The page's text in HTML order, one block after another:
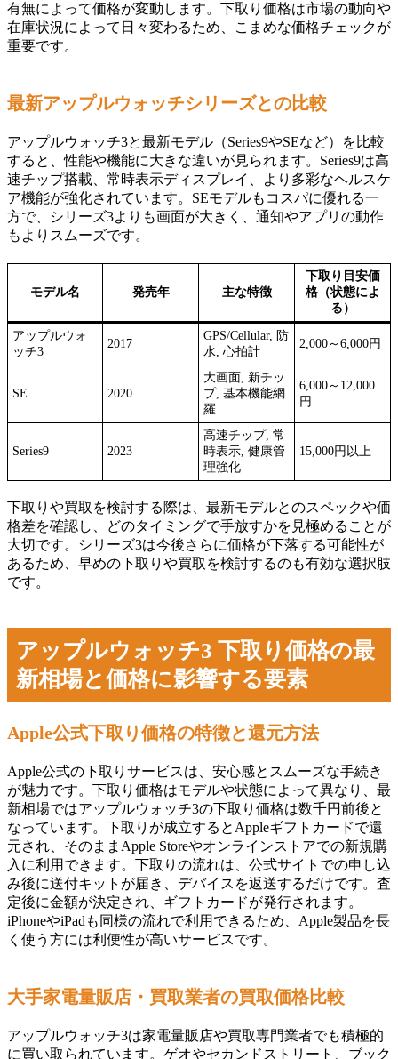
有無によって価格が変動します。下取り価格は市場の動向や
在庫状況によって日々変わるため、こまめな価格チェックが
重要です。
最新アップルウォッチシリーズとの比較
アップルウォッチ3と最新モデル（Series9やSEなど）を比較
すると、性能や機能に大きな違いが見られます。Series9は高
速チップ搭載、常時表示ディスプレイ、より多彩なヘルスケ
ア機能が強化されています。SEモデルもコスパに優れる一
方で、シリーズ3よりも画面が大きく、通知やアプリの動作
もよりスムーズです。
モデル名 発売年 主な特徴
下取り目安価
格（状態によ
る）
アップルウォ
ッチ3
2017
GPS/Cellular, 防
水, 心拍計
2,000～6,000円
SE 2020
大画面, 新チッ
プ, 基本機能網
羅
6,000～12,000
円
Series9 2023
高速チップ, 常
時表示, 健康管
理強化
15,000円以上
下取りや買取を検討する際は、最新モデルとのスペックや価
格差を確認し、どのタイミングで手放すかを見極めることが
大切です。シリーズ3は今後さらに価格が下落する可能性が
あるため、早めの下取りや買取を検討するのも有効な選択肢
です。
アップルウォッチ3 下取り価格の最
新相場と価格に影響する要素
Apple公式下取り価格の特徴と還元方法
Apple公式の下取りサービスは、安心感とスムーズな手続き
が魅力です。下取り価格はモデルや状態によって異なり、最
新相場ではアップルウォッチ3の下取り価格は数千円前後と
なっています。下取りが成立するとAppleギフトカードで還
元され、そのままApple Storeやオンラインストアでの新規購
入に利用できます。下取りの流れは、公式サイトでの申し込
み後に送付キットが届き、デバイスを返送するだけです。査
定後に金額が決定され、ギフトカードが発行されます。
iPhoneやiPadも同様の流れで利用できるため、Apple製品を長
く使う方には利便性が高いサービスです。
大手家電量販店・買取業者の買取価格比較
アップルウォッチ3は家電量販店や買取専門業者でも積極的
に買い取られています。ゲオやセカンドストリート、ブック